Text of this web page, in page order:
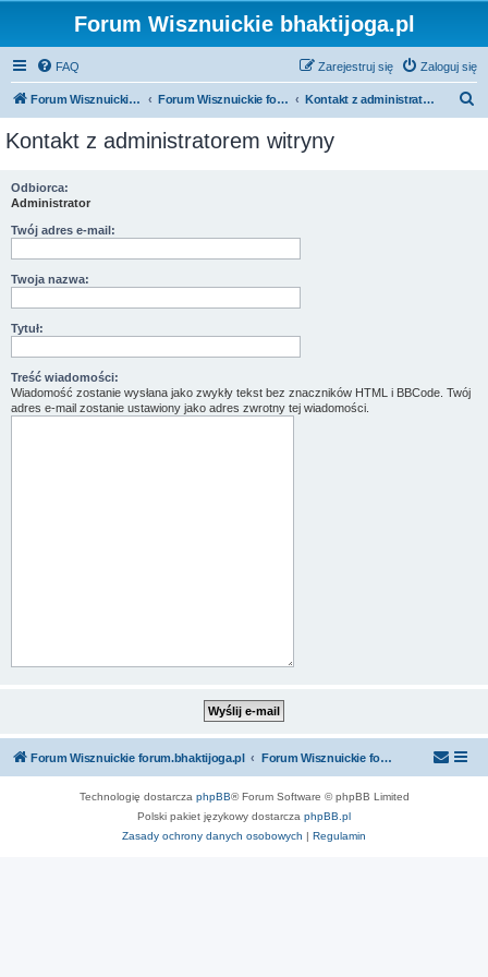
Forum Wisznuickie bhaktijoga.pl
FAQ Zaloguj się
Zarejestruj się
Forum Wisznuickie forum.bhaktijoga.pl Forum Wisznuickie forum.bhaktijoga.pl Kontakt z administratorem witryny
Kontakt z administratorem witryny
Odbiorca:
Administrator
Twój adres e-mail:
Twoja nazwa:
Tytuł:
Treść wiadomości:
Wiadomość zostanie wysłana jako zwykły tekst bez znaczników HTML i BBCode. Twój
adres e-mail zostanie ustawiony jako adres zwrotny tej wiadomości.
Forum Wisznuickie forum.bhaktijoga.pl Forum Wisznuickie forum.bhaktijoga.pl
Technologię dostarcza phpBB® Forum Software © phpBB Limited
Polski pakiet językowy dostarcza phpBB.pl
Zasady ochrony danych osobowych | Regulamin